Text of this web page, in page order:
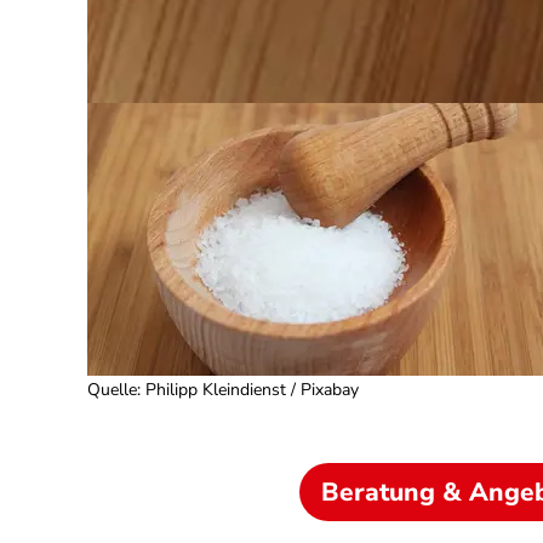
Quelle: Philipp Kleindienst / Pixabay
Beratung &